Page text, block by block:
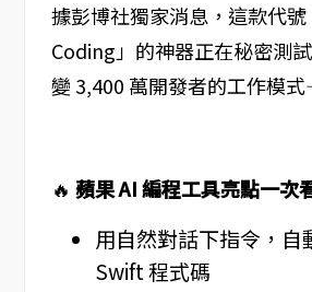
據彭博社獨家消息，這款代
Coding」的神器正在秘密測
變 3,400 萬開發者的工作模
🔥 蘋果 AI 編程工具亮點一次
用自然對話下指令，自
Swift 程式碼